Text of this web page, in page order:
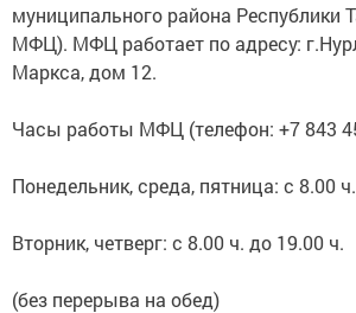
муниципального района Республики
МФЦ). МФЦ работает по адресу:
Маркса, дом 12.
Часы работы МФЦ (телефон: +7 843
Понедельник, среда, пятница: с 8.00
Вторник, четверг: с 8.00 ч. до 19.00 ч.
(без перерыва на обед)